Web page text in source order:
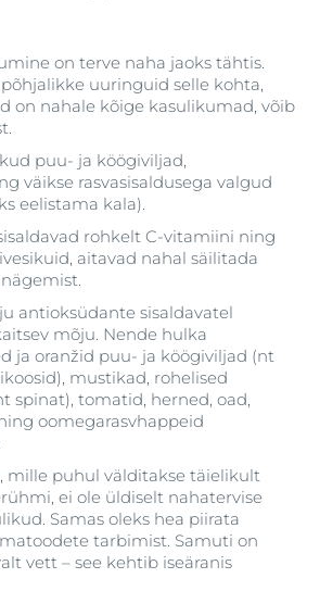
on terve naha jaoks tähtis.
uuringuid selle kohta,
on nahale kõige kasulikumad, võib
puu- ja köögiviljad,
väikse rasvasisaldusega valgud
eelistama kala).
rohkelt C-vitamiini ning
aitavad nahal säilitada
antioksüdante sisaldavatel
mõju. Nende hulka
ja oranžid puu- ja köögiviljad (nt
mustikad, rohelised
spinat), tomatid, herned, oad,
oomegarasvhappeid
mille puhul välditakse täielikult
ei ole üldiselt nahatervise
Samas oleks hea piirata
tarbimist. Samuti on
vett – see kehtib iseäranis